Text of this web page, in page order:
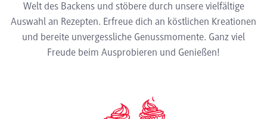
Welt des Backens und stöbere durch unsere vielfältige
Auswahl an Rezepten. Erfreue dich an köstlichen Kreationen
und bereite unvergessliche Genussmomente. Ganz viel
Freude beim Ausprobieren und Genießen!